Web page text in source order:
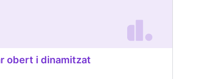
obert i dinamitzat